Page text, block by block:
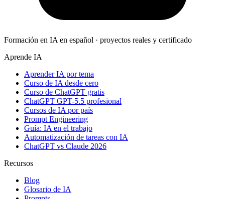
Formación en IA en español · proyectos reales y certificado
Aprende IA
Aprender IA por tema
Curso de IA desde cero
Curso de ChatGPT gratis
ChatGPT GPT-5.5 profesional
Cursos de IA por país
Prompt Engineering
Guía: IA en el trabajo
Automatización de tareas con IA
ChatGPT vs Claude 2026
Recursos
Blog
Glosario de IA